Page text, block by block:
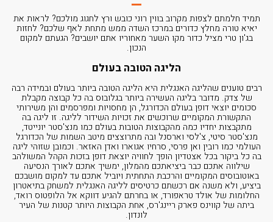
תמיד חלמתם לצפות מקרוב בווין רוני כובש ורץ לחגוג מולכם? לראות את
יאיא טורה מחלץ כדורים במרכז השדה ממש מתחת לאף שלכם? לחזות
בג'ון טרי מציל כדור מקו השער מאחוריו אתם יושבים? הגעתם למקום
הנכון.
הליגה הטובה בעולם
רבים טוענים שהליגה האנגלית היא הליגה הטובה ביותר בעולם ובמידה רבה
של צדק. מדובר בליגה העשירה ביותר בגלובוס בה כל קבוצה מקבלת
סכומים יוצאי דופן בעולם הכדורגל, הן מחסויות ומפרסמים והן משירותי
התקשורת המקומיים שרוכשים את זכויות השידור לליגה. זו ליגה בה
מתקבצות יחדיו כמה מהקבוצות הטובות בעולם כמו מנצ'סטר יונייטד,
מנצ'סטר סיטי, צ'לסי וארסנל ובה מתרוצצים מיטב השמות של הכדורגל
העולמי כמו רובין ואן פרסי, סרחיו אגוארו ואדן האזאר. וכמובן שזוהי ליגה
בה כל ביקור בכל אצטדיון הופך לחוויה יוצאת דופן בזכות הקהל המשולהב
שילווה אתכם כבר ביציאתכם מהמלון, ימשיך אתכם לאורך הנסיעה
באוטובוסים המקומיים והרכבת התחתית ויוביל אתכם עד למקום מושבכם
ביציע, ולא משנה אם רכשתם כרטיסים לליגה האנגלית למשחק בתיאטרון
החלומות של אולד טראפורד, או בחרתם להגיע דווקא אל הלופטוס רואד,
ביתה של קווינס פארק ריינג'רס, אחת הקבוצות היותר קטנות של העיר
לונדון.